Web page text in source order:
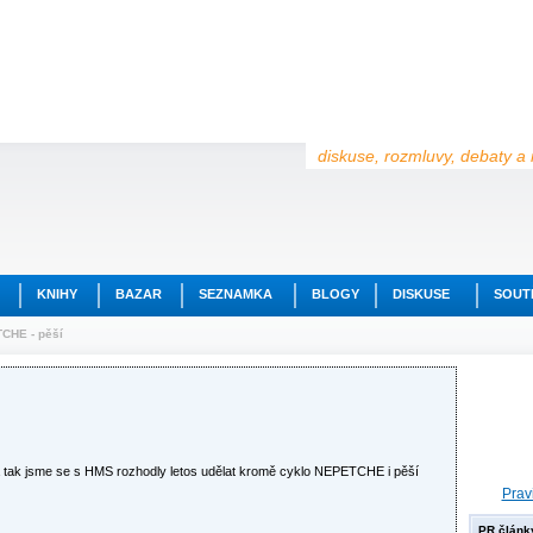
diskuse, rozmluvy, debaty a
KNIHY BAZAR SEZNAMKA BLOGY DISKUSE
- pěší
jsme se s HMS rozhodly letos udělat kromě cyklo NEPETCHE i pěší
PR